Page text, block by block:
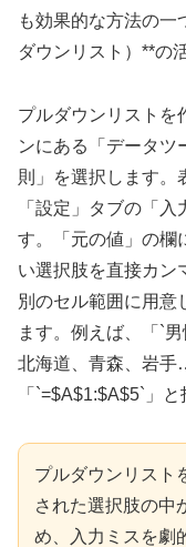
も効果的な方法の一
ダウンリスト）**の
プルダウンリストを
ンにある「データツ
則」を選択します。
「設定」タブの「
す。「元の値」の欄
い選択肢を直接カン
別のセル範囲に用意
ます。例えば、「`
北海道、青森、岩手
「`=$A$1:$A$5`」と
プルダウンリスト
された選択肢の中
め、入力ミスを劇